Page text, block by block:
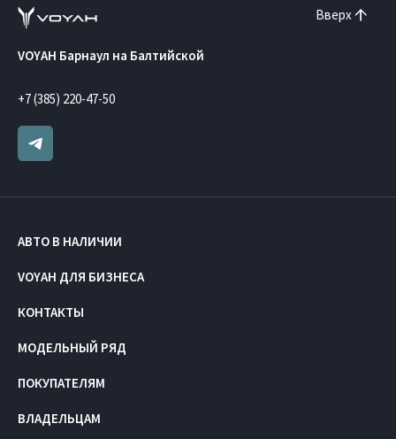
Вверх
VOYAH Барнаул на Балтийской
+7 (385) 220-47-50
АВТО В НАЛИЧИИ
VOYAH ДЛЯ БИЗНЕСА
КОНТАКТЫ
МОДЕЛЬНЫЙ РЯД
ПОКУПАТЕЛЯМ
ВЛАДЕЛЬЦАМ